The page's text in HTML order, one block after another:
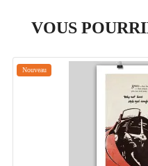
VOUS
Nouveau